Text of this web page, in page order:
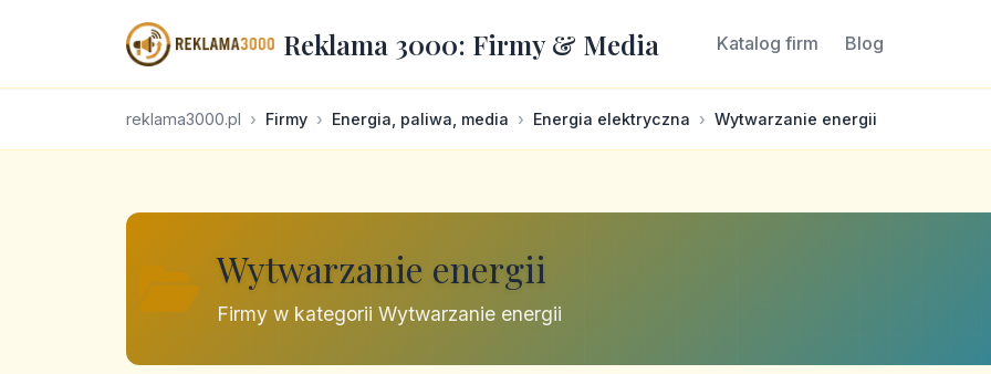
Reklama 3000: Firmy & Media Katalog firm Blog
reklama3000.pl Firmy Energia, paliwa, media Energia elektryczna Wytwarzanie energii
Wytwarzanie energii
Firmy w kategorii Wytwarzanie energii